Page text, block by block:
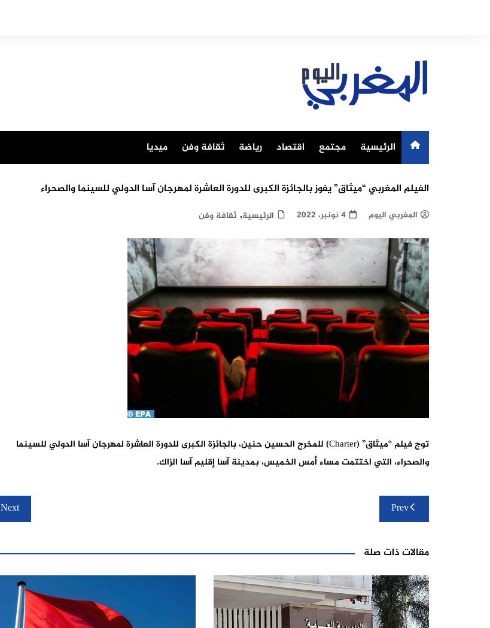
الرئيسية مجتمع اقتصاد رياضة ثقافة وفن ميديا
الفيلم المغربي “ميثاق” يفوز بالجائزة الكبرى للدورة العاشرة لمهرجان آسا الدولي للسينما والصحراء
المغربي اليوم 4 نونبر، 2022 الرئيسية, ثقافة وفن
توج فيلم “ميثاق” (Charter) للمخرج الحسين حنين، بالجائزة الكبرى للدورة العاشرة لمهرجان آسا الدولي للسينما
والصحراء، التي اختتمت مساء أمس الخميس، بمدينة آسا إقليم آسا الزاك.
تصفّح
المقالات
Prev
Next
مقالات ذات صلة